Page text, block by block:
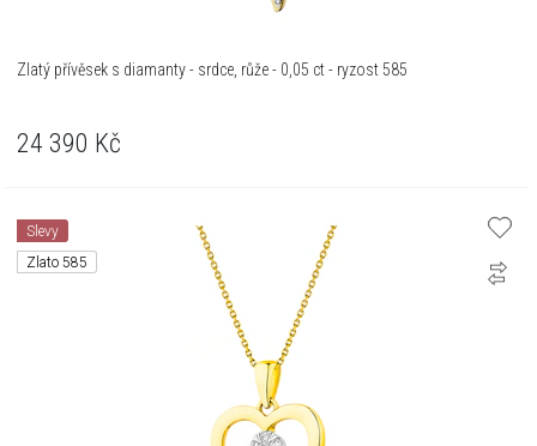
Zlatý přívěsek s diamanty - srdce, růže - 0,05 ct - ryzost 585
24 390 Kč
Slevy
Zlato 585